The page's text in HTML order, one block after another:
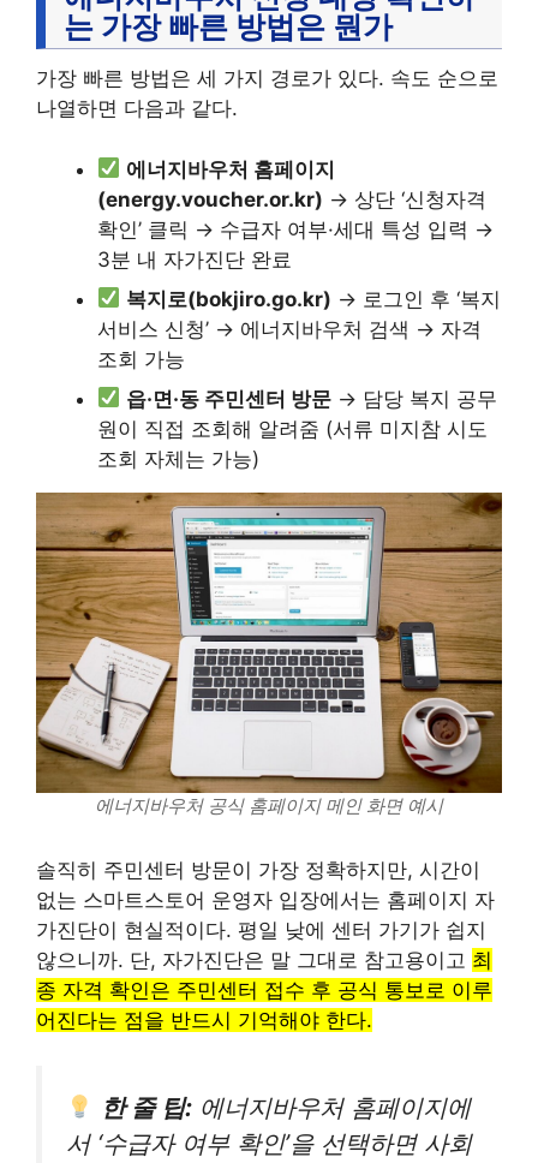
는 가장 빠른 방법은 뭔가
가장 빠른 방법은 세 가지 경로가 있다. 속도 순으로
나열하면 다음과 같다.
에너지바우처 홈페이지
(energy.voucher.or.kr) → 상단 ‘신청자격
확인’ 클릭 → 수급자 여부·세대 특성 입력 →
3분 내 자가진단 완료
복지로(bokjiro.go.kr) → 로그인 후 ‘복지
서비스 신청’ → 에너지바우처 검색 → 자격
조회 가능
읍·면·동 주민센터 방문 → 담당 복지 공무
원이 직접 조회해 알려줌 (서류 미지참 시도
조회 자체는 가능)
에너지바우처 공식 홈페이지 메인 화면 예시
솔직히 주민센터 방문이 가장 정확하지만, 시간이
없는 스마트스토어 운영자 입장에서는 홈페이지 자
가진단이 현실적이다. 평일 낮에 센터 가기가 쉽지
않으니까. 단, 자가진단은 말 그대로 참고용이고 최
종 자격 확인은 주민센터 접수 후 공식 통보로 이루
어진다는 점을 반드시 기억해야 한다.
한 줄 팁: 에너지바우처 홈페이지에
서 ‘수급자 여부 확인’을 선택하면 사회